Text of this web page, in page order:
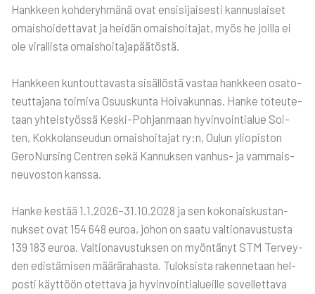
Hank­keen koh­de­ryh­mä­nä ovat ensi­si­jai­ses­ti kan­nus­lai­set
omais­hoi­det­ta­vat ja hei­dän omais­hoi­ta­jat, myös he joil­la ei
ole viral­lis­ta omais­hoi­ta­ja­pää­tös­tä.
Hank­keen kun­tout­ta­vas­ta sisäl­lös­tä vas­taa hank­keen osa­to­
teut­ta­ja­na toi­mi­va Osuus­kun­ta Hoi­va­kun­nas. Han­ke toteu­te­
taan yhteis­työs­sä Kes­ki-Poh­jan­maan hyvin­voin­tia­lue Soi­
ten, Kok­ko­lan­seu­dun omais­hoi­ta­jat ry:n, Oulun yli­opis­ton
Gero­Nur­sing Cent­ren sekä Kan­nuk­sen van­hus- ja vam­mais­
neu­vos­ton kans­sa.
Han­ke kes­tää 1.1.2026–31.10.2028 ja sen koko­nais­kus­tan­
nuk­set ovat 154 648 euroa, johon on saa­tu val­tio­na­vus­tus­ta
139 183 euroa. Val­tio­na­vus­tuk­sen on myön­tä­nyt STM Ter­vey­
den edis­tä­mi­sen mää­rä­ra­has­ta. Tulok­sis­ta raken­ne­taan hel­
pos­ti käyt­töön otet­ta­va ja hyvin­voin­tia­lueil­le sovel­let­ta­va